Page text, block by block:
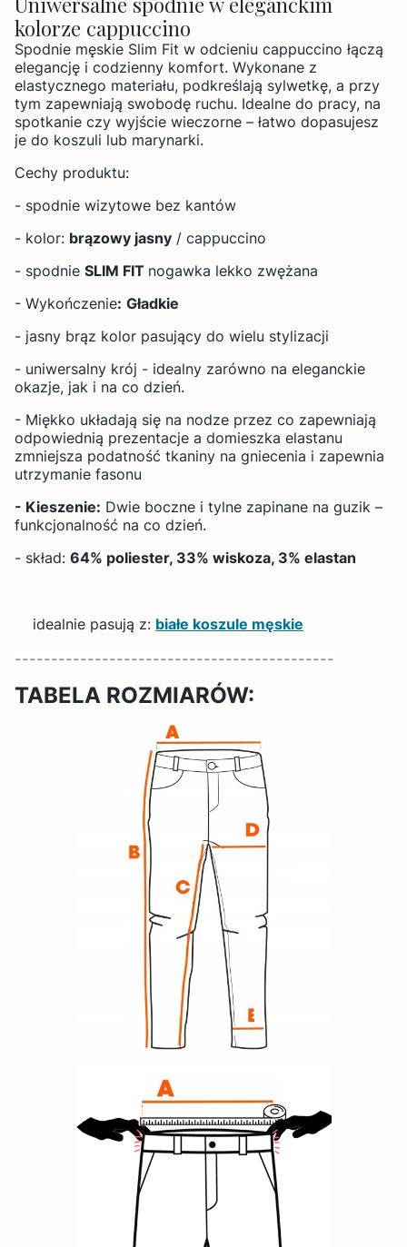
kolorze cappuccino
Spodnie męskie Slim Fit w odcieniu cappuccino łączą
elegancję i codzienny komfort. Wykonane z
elastycznego materiału, podkreślają sylwetkę, a przy
tym zapewniają swobodę ruchu. Idealne do pracy, na
spotkanie czy wyjście wieczorne – łatwo dopasujesz
je do koszuli lub marynarki.
Cechy produktu:
- spodnie wizytowe bez kantów
- kolor: brązowy jasny / cappuccino
- spodnie SLIM FIT nogawka lekko zwężana
- Wykończenie: Gładkie
- jasny brąz kolor pasujący do wielu stylizacji
- uniwersalny krój - idealny zarówno na eleganckie
okazje, jak i na co dzień.
- Miękko układają się na nodze przez co zapewniają
odpowiednią prezentacje a domieszka elastanu
zmniejsza podatność tkaniny na gniecenia i zapewnia
utrzymanie fasonu
- Kieszenie: Dwie boczne i tylne zapinane na guzik –
funkcjonalność na co dzień.
- skład: 64% poliester, 33% wiskoza, 3% elastan
idealnie pasują z: białe koszule męskie
--------------------------------------------
TABELA ROZMIARÓW: